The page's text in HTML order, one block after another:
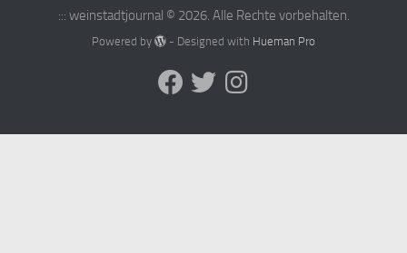
::: weinstadtjournal © 2026. Alle Rechte vorbehalten.
Powered by - Designed with Hueman Pro